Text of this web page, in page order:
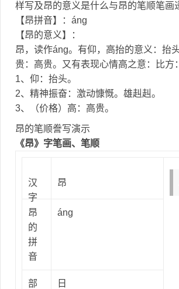
样写及昂的意义是什么与昂的笔顺笔画
【昂拼音】：áng
【昂的意义】：
昂，读作áng。有仰，高抬的意义：抬
贵：高贵。又有表现心情高之意：比方
1、仰：抬头。
2、精神振奋：激动慷慨。雄赳赳。
3、（价格）高：高贵。
昂的笔顺誊写演示
《昂》字笔画、笔顺
汉
字
昂
昂
的
拼
音
áng
部
日